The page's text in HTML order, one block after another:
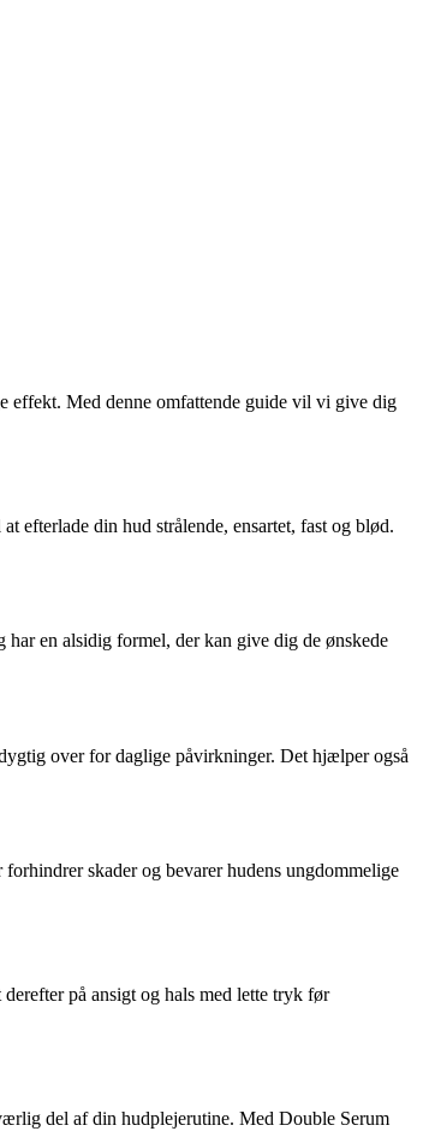
effekt. Med denne omfattende guide vil vi give dig
efterlade din hud strålende, ensartet, fast og blød.
en alsidig formel, der kan give dig de ønskede
over for daglige påvirkninger. Det hjælper også
skader og bevarer hudens ungdommelige
på ansigt og hals med lette tryk før
del af din hudplejerutine. Med Double Serum